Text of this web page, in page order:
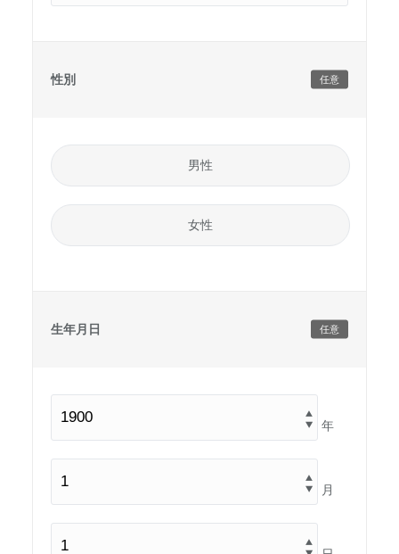
性別 任意
男性
女性
生年月日 任意
年
月